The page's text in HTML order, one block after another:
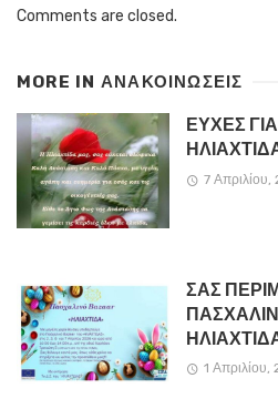
Comments are closed.
MORE IN ΑΝΑΚΟΙΝΏΣΕΙΣ
ΕΥΧΕΣ
7 Απριλίου,
ΣΑΣ
1 Απριλίου,